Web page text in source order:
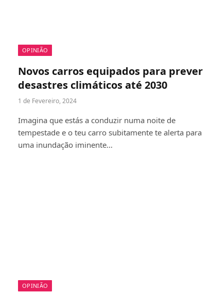
OPINIÃO
Novos carros equipados para prever
desastres climáticos até 2030
1 de Fevereiro, 2024
Imagina que estás a conduzir numa noite de
tempestade e o teu carro subitamente te alerta para
uma inundação iminente…
OPINIÃO